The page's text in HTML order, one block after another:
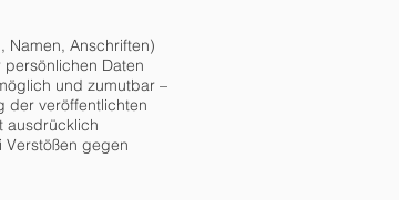
Namen, Anschriften)
Daten
und zumutbar –
der veröffentlichten
ausdrücklich
gegen